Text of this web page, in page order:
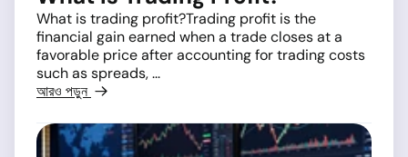
What is trading profit?Trading profit is the
financial gain earned when a trade closes at a
favorable price after accounting for trading costs
such as spreads, ...
আরও পড়ুন